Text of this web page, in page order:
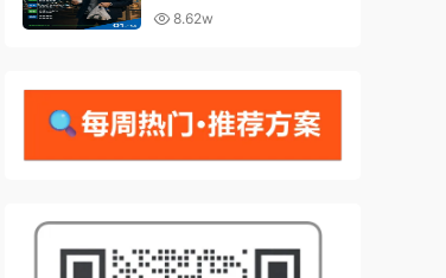
8.62w